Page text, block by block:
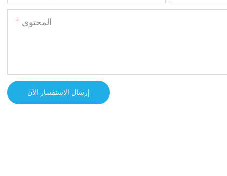
المحتوى
إرسال الاستفسار الآن